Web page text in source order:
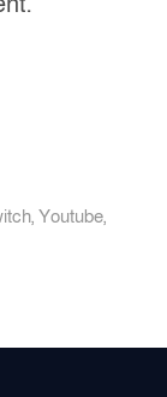
Youtube,